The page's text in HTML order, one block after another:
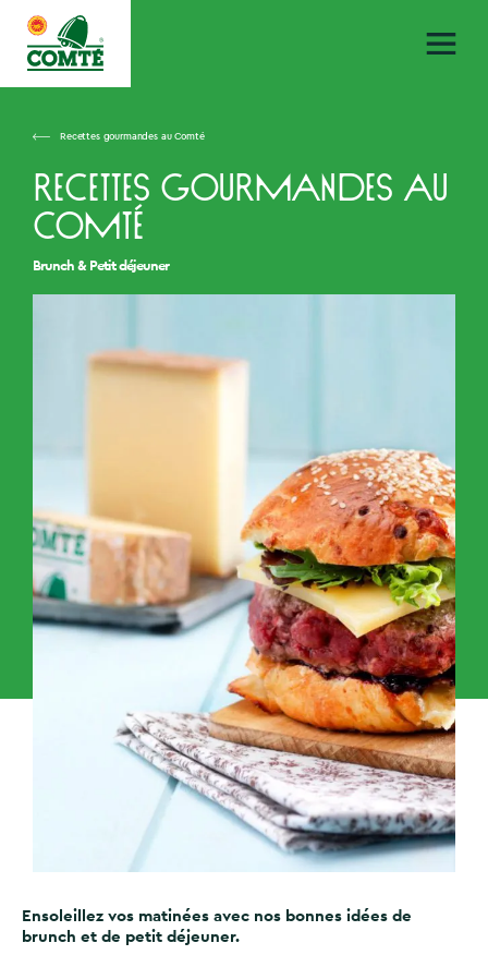
Recettes gourmandes au Comté
Recettes gourmandes au
Comté
Brunch & Petit déjeuner
Ensoleillez vos matinées avec nos bonnes idées de
brunch et de petit déjeuner.